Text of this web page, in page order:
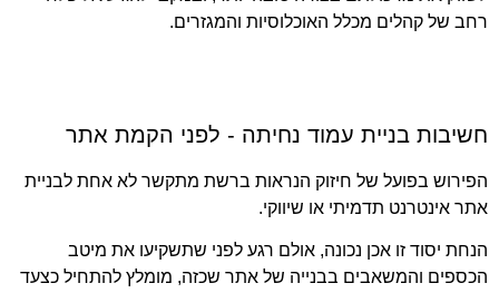
רחב של קהלים מכלל האוכלוסיות והמגזרים.
חשיבות בניית עמוד נחיתה - לפני הקמת אתר
הפירוש בפועל של חיזוק הנראות ברשת מתקשר לא אחת לבניית
אתר אינטרנט תדמיתי או שיווקי.
הנחת יסוד זו אכן נכונה, אולם רגע לפני שתשקיעו את מיטב
הכספים והמשאבים בבנייה של אתר שכזה, מומלץ להתחיל כצעד